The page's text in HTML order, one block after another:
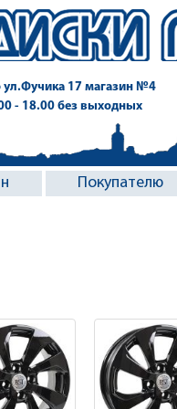
ул.Фучика 17магазин №4
- 18.00 без выходных
Покупателю